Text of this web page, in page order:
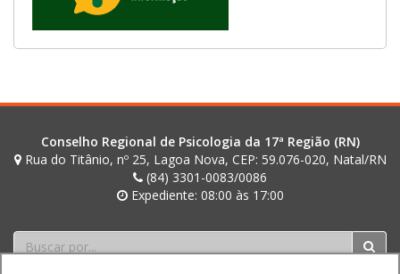
Conselho Regional de Psicologia da 17ª Região (RN)
Rua do Titânio, nº 25, Lagoa Nova, CEP: 59.076-020, Natal/RN
(84) 3301-0083/0086
Expediente: 08:00 às 17:00
Buscar